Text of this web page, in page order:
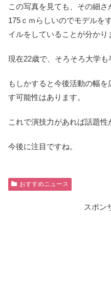
この写真を見ても、その細
175ｃｍらしいのでモデルを
イルをしていることが分かり
現在22歳で、そろそろ大学も
もしかすると今後活動の幅
す可能性はあります。
これで演技力があれば話題
今後に注目ですね。
おすすめニュース
スポン